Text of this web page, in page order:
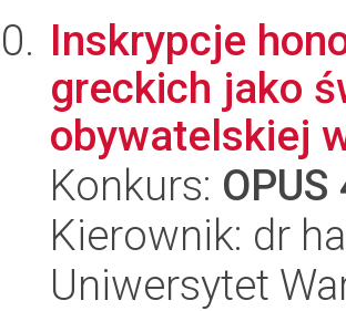
Inskrypcje
greckich jako
obywatelskiej
Konkurs: OPUS
Kierownik: dr
Uniwersytet